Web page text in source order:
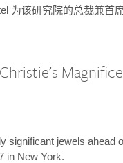
为该研究院的总裁兼首
significant jewels ahead
in New York.